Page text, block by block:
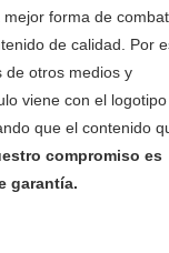
forma de
de calidad. Por
de otros medios y
viene con el
que el contenido
compromiso es
garantía.